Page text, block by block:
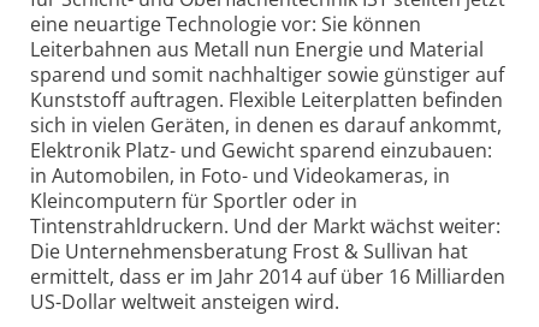
eine neuartige Technologie vor: Sie können
Leiterbahnen aus Metall nun Energie und Material
sparend und somit nachhaltiger sowie günstiger auf
Kunststoff auftragen. Flexible Leiterplatten befinden
sich in vielen Geräten, in denen es darauf ankommt,
Elektronik Platz- und Gewicht sparend einzubauen:
in Automobilen, in Foto- und Videokameras, in
Kleincomputern für Sportler oder in
Tintenstrahldruckern. Und der Markt wächst weiter:
Die Unternehmensberatung Frost & Sullivan hat
ermittelt, dass er im Jahr 2014 auf über 16 Milliarden
US-Dollar weltweit ansteigen wird.